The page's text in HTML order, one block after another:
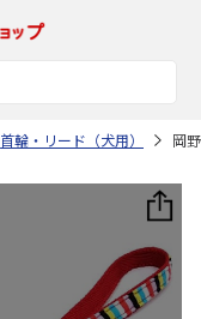
首輪・リード（犬用） 岡